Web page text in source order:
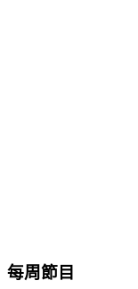
每周節目